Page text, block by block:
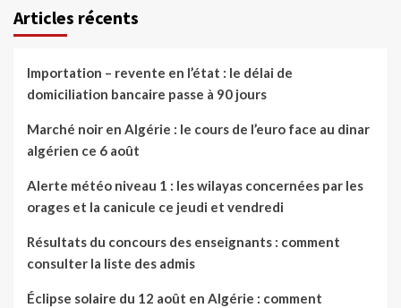
Articles récents
Importation – revente en l’état : le délai de
domiciliation bancaire passe à 90 jours
Marché noir en Algérie : le cours de l’euro face au dinar
algérien ce 6 août
Alerte météo niveau 1 : les wilayas concernées par les
orages et la canicule ce jeudi et vendredi
Résultats du concours des enseignants : comment
consulter la liste des admis
Éclipse solaire du 12 août en Algérie : comment